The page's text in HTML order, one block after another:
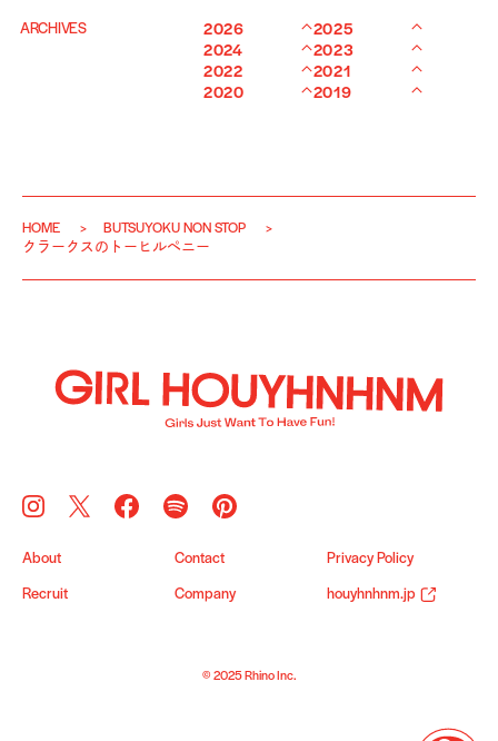
ARCHIVES 2026
2025
2024
2023
2022
2021
2020
2019
HOME
BUTSUYOKU NON STOP
クラークスのトーヒルペニー
About Contact Privacy Policy
Recruit Company houyhnhnm.jp
© 2025 Rhino Inc.